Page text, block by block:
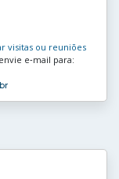
visitas ou reuniões
e‑mail para: